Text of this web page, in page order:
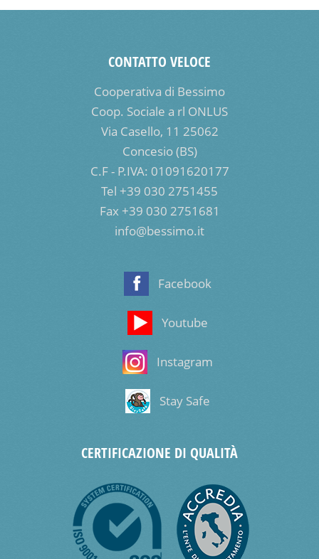
CONTATTO VELOCE
Cooperativa di Bessimo
Coop. Sociale a rl ONLUS
Via Casello, 11 25062
Concesio (BS)
C.F - P.IVA: 01091620177
Tel +39 030 2751455
Fax +39 030 2751681
info@bessimo.it
Facebook
Youtube
Instagram
Stay Safe
CERTIFICAZIONE DI QUALITÀ